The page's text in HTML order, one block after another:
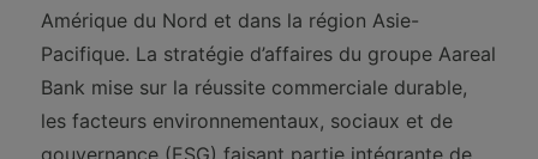
Amérique du Nord et dans la région Asie-
Pacifique. La stratégie d’affaires du groupe Aareal
Bank mise sur la réussite commerciale durable,
les facteurs environnementaux, sociaux et de